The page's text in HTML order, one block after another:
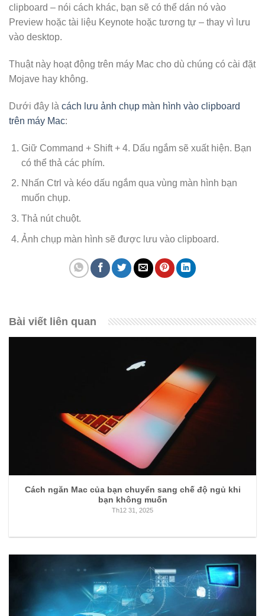
clipboard – nói cách khác, bạn sẽ có thể dán nó vào
Preview hoặc tài liệu Keynote hoặc tương tự – thay vì lưu
vào desktop.
Thuật này hoạt động trên máy Mac cho dù chúng có cài đặt
Mojave hay không.
Dưới đây là cách lưu ảnh chụp màn hình vào clipboard
trên máy Mac:
Giữ Command + Shift + 4. Dấu ngắm sẽ xuất hiện. Bạn
có thể thả các phím.
Nhấn Ctrl và kéo dấu ngắm qua vùng màn hình bạn
muốn chụp.
Thả nút chuột.
Ảnh chụp màn hình sẽ được lưu vào clipboard.
Bài viết liên quan
Cách ngăn Mac của bạn chuyển sang chế độ ngủ khi
bạn không muốn
Th12 31, 2025